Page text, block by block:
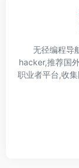
无径编程导
hacker,推荐国
职业者平台,收